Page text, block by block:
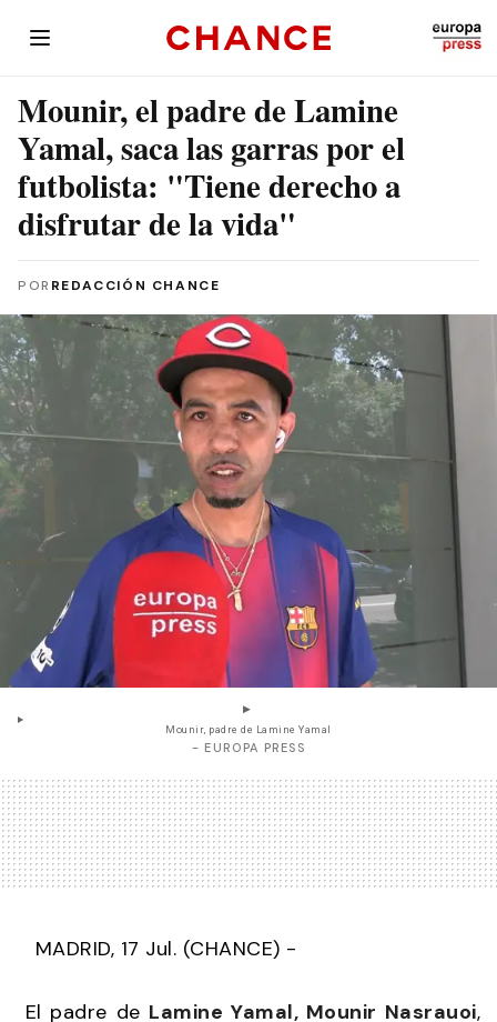
Mounir, el padre de Lamine
Yamal, saca las garras por el
futbolista: "Tiene derecho a
disfrutar de la vida"
POR REDACCIÓN CHANCE
Mounir, padre de Lamine Yamal
- EUROPA PRESS
MADRID, 17 Jul. (CHANCE) -
El padre de Lamine Yamal, Mounir Nasrauoi,